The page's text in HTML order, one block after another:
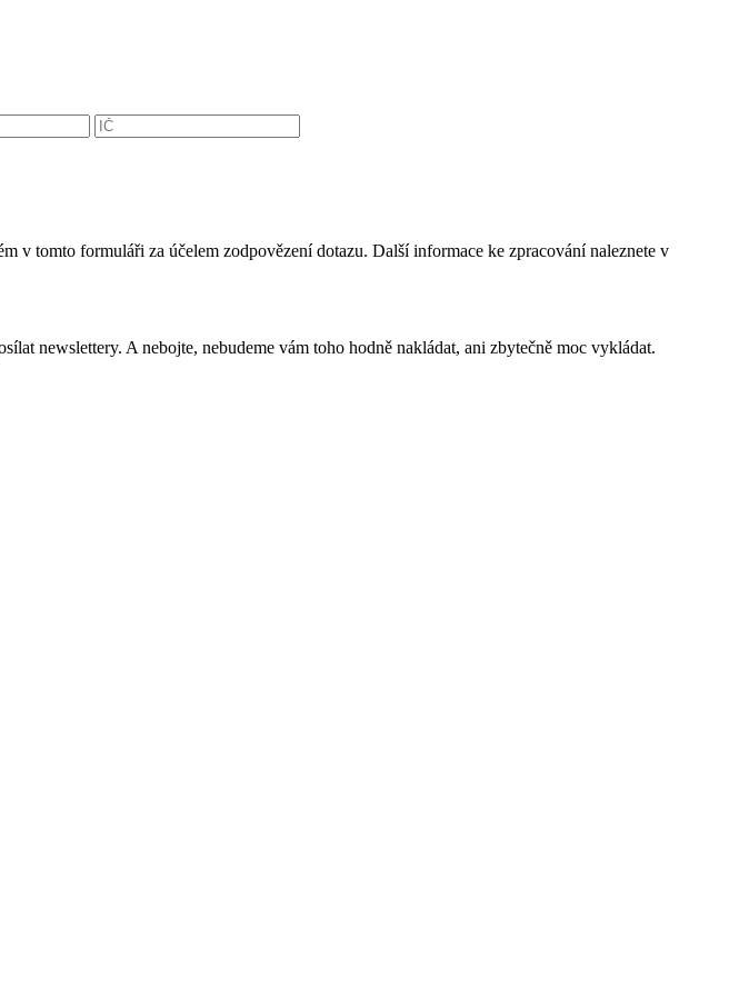
v tomto formuláři za účelem zodpovězení dotazu. Další informace ke zpracování naleznete v
newslettery. A nebojte, nebudeme vám toho hodně nakládat, ani zbytečně moc vykládat.